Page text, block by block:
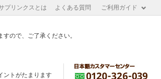
プリンクスとは よくある質問 ご利用ガイド
ので、ご了承ください。
ントがたまります